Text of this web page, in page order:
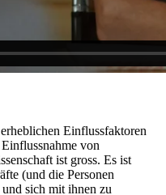
Einflussfaktoren
von
ist gross. Es ist
(und die Personen
sich mit ihnen zu